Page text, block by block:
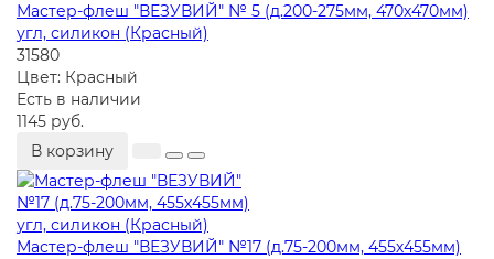
Мастер-флеш "ВЕЗУВИЙ" № 5 (д.200-275мм, 470х470мм)
угл, силикон (Красный)
31580
Цвет: Красный
Есть в наличии
1145 руб.
В корзину
Мастер-флеш "ВЕЗУВИЙ" №17 (д.75-200мм, 455х455мм)